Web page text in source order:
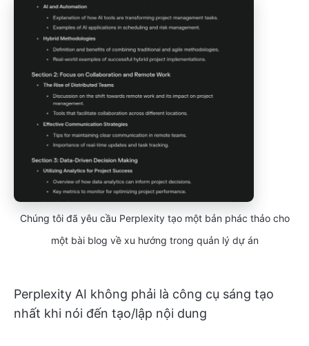
Chúng tôi đã yêu cầu Perplexity tạo một bản phác thảo cho
một bài blog về xu hướng trong quản lý dự án
Perplexity AI không phải là công cụ sáng tạo
nhất khi nói đến tạo/lập nội dung